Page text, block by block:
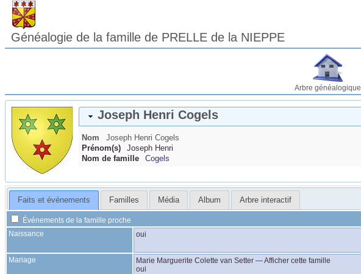
Généalogie de la famille de PRELLE de la NIEPPE
Arbre généalogique
Joseph Henri Cogels
Nom Joseph Henri Cogels
Prénom(s)
Joseph Henri
Nom de famille
Cogels
Faits et événements Familles Média Album Arbre interactif
Événements de la famille proche
Naissance
oui
Mariage Marie Marguerite Colette van Setter —Afficher cette famille
oui